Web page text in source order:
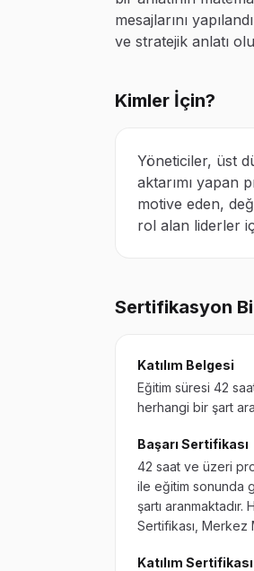
mesajlarını
ve stratejik anlatı
Kimler İçin?
Yöneticiler, üst
aktarımı yapan
motive eden,
rol alan liderler
Sertifikasyon
Katılım Belgesi
Eğitim süresi 42
herhangi bir şart
Başarı Sertifikası
42 saat ve üzeri
ile eğitim sonunda
şartı aranmaktadır.
Sertifikası, Merkez
Katılım Sertifikası